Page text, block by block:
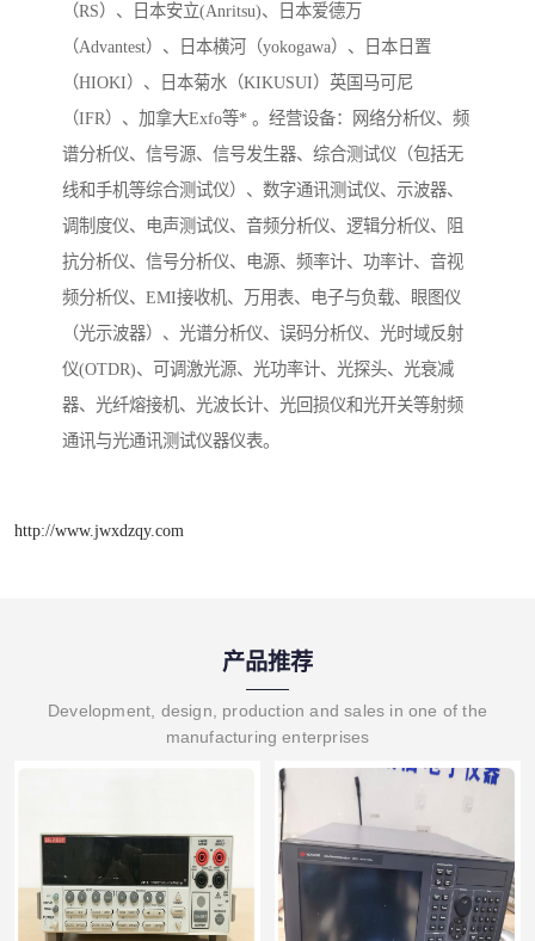
（RS）、日本安立(Anritsu)、日本爱德万
（Advantest）、日本横河（yokogawa）、日本日置
（HIOKI）、日本菊水（KIKUSUI）英国马可尼
（IFR）、加拿大Exfo等* 。经营设备：网络分析仪、频
谱分析仪、信号源、信号发生器、综合测试仪（包括无
线和手机等综合测试仪）、数字通讯测试仪、示波器、
调制度仪、电声测试仪、音频分析仪、逻辑分析仪、阻
抗分析仪、信号分析仪、电源、频率计、功率计、音视
频分析仪、EMI接收机、万用表、电子与负载、眼图仪
（光示波器）、光谱分析仪、误码分析仪、光时域反射
仪(OTDR)、可调激光源、光功率计、光探头、光衰减
器、光纤熔接机、光波长计、光回损仪和光开关等射频
通讯与光通讯测试仪器仪表。
http://www.jwxdzqy.com
产品推荐
Development, design, production and sales in one of the
manufacturing enterprises